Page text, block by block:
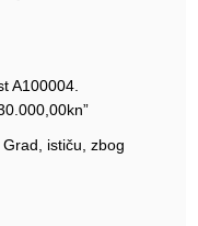
A100004.
ističu, zbog